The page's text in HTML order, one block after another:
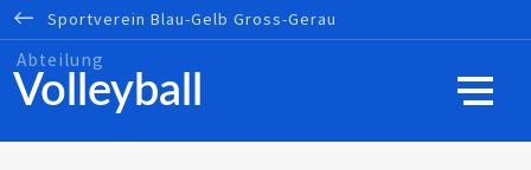
Sportverein Blau-Gelb Gross-Gerau
Volleyball